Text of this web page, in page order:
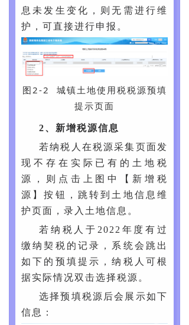
息未发生变化，则无需进行维
护，可直接进行申报。
图2-2 城镇土地使用税税源预填
提示页面
2、新增税源信息
若纳税人在税源采集页面发
现不存在实际已有的土地税
源，则点击上图中【新增税
源】按钮，跳转到土地信息维
护页面，录入土地信息。
若纳税人于2022年度有过
缴纳契税的记录，系统会跳出
如下的预填提示，纳税人可根
据实际情况双击选择税源。
选择预填税源后会展示如下
信息：